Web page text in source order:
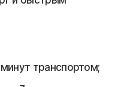
транспортом;